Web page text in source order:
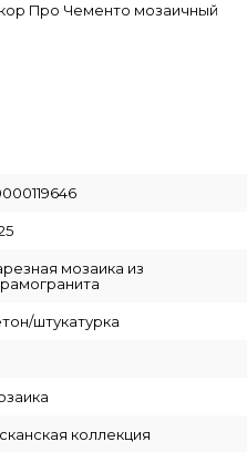
Про Чементо мозаичный
мозаика из
штукатурка
коллекция